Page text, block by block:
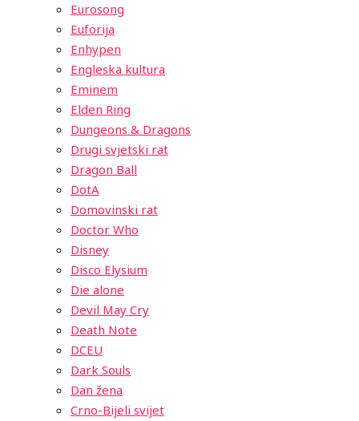
Eurosong
Euforija
Enhypen
Engleska kultura
Eminem
Elden Ring
Dungeons & Dragons
Drugi svjetski rat
Dragon Ball
DotA
Domovinski rat
Doctor Who
Disney
Disco Elysium
Die alone
Devil May Cry
Death Note
DCEU
Dark Souls
Dan žena
Crno-Bijeli svijet